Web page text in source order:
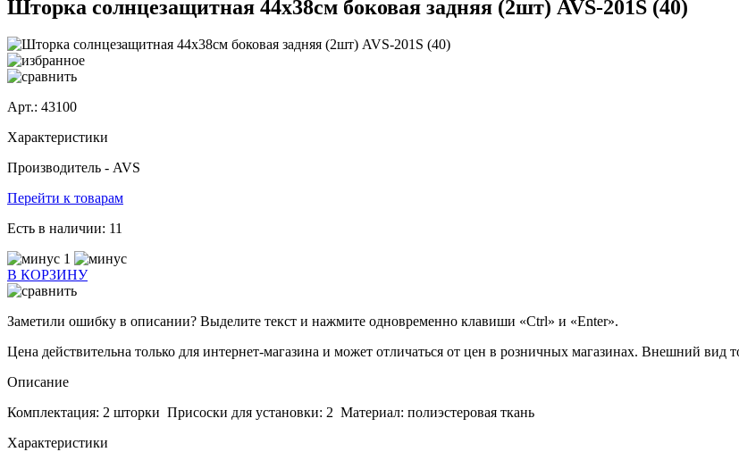
Шторка солнцезащитная 44х38см боковая задняя (2шт) AVS-201S (40)
Арт.: 43100
Характеристики
Производитель - AVS
Перейти к товарам
Есть в наличии: 11
1
В КОРЗИНУ
Заметили ошибку в описании? Выделите текст и нажмите одновременно клавиши «Ctrl» и «Enter».
Цена действительна только для интернет-магазина и может отличаться от цен в розничных магазинах. Внешний вид
Описание
Комплектация: 2 шторки Присоски для установки: 2 Материал: полиэстеровая ткань
Характеристики